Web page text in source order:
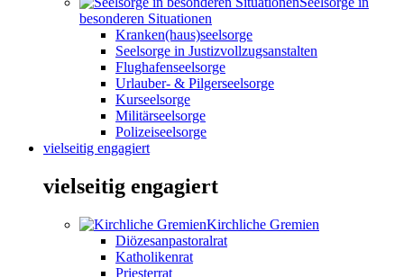
besonderen Situationen
Kranken(haus)seelsorge
Seelsorge in Justizvollzugsanstalten
Flughafenseelsorge
Urlauber- & Pilgerseelsorge
Kurseelsorge
Militärseelsorge
Polizeiseelsorge
vielseitig engagiert
vielseitig engagiert
Kirchliche Gremien
Diözesanpastoralrat
Katholikenrat
Priesterrat